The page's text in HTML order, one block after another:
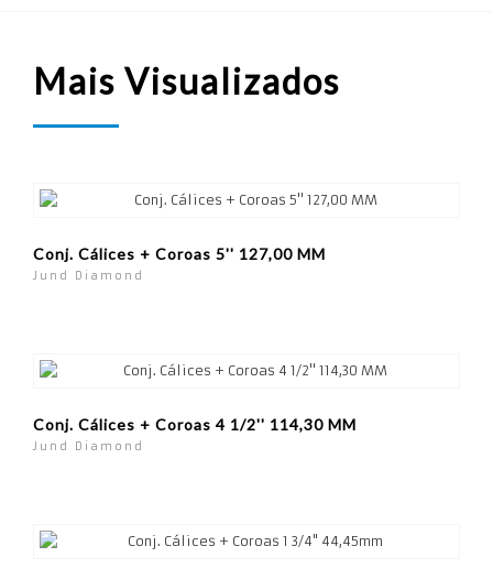
Mais Visualizados
Conj. Cálices + Coroas 5'' 127,00 MM
Jund Diamond
Conj. Cálices + Coroas 4 1/2'' 114,30 MM
Jund Diamond